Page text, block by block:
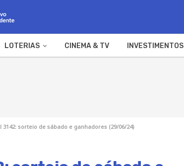
LOTERIAS CINEMA & TV INVESTIMENTOS
3142: sorteio de sábado e ganhadores (29/06/24)